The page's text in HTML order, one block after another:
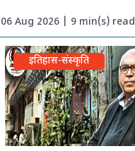
06 Aug 2026 | 9 min(s) read
इतिहास-संस्कृति